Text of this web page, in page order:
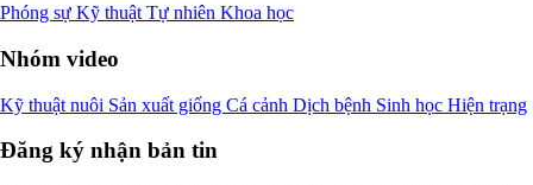
Phóng sự Kỹ thuật Tự nhiên Khoa học
Nhóm video
Kỹ thuật nuôi Sản xuất giống Cá cảnh Dịch bệnh Sinh học Hiện trạng
Đăng ký nhận bản tin